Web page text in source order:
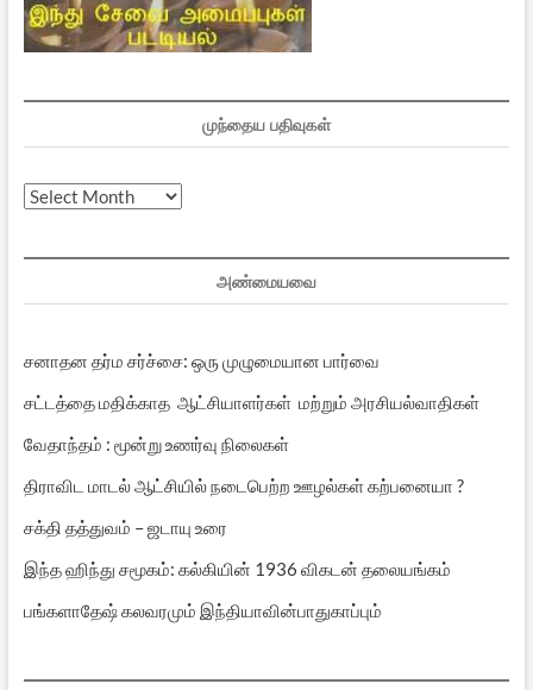
முந்தைய பதிவுகள்
முந்தைய
அண்மையவை
சனாதன தர்ம சர்ச்சை: ஒரு முழுமையான பார்வை
சட்டத்தை மதிக்காத ஆட்சியாளர்கள் மற்றும் அரசியல்வாதிகள்
வேதாந்தம் : மூன்று உணர்வு நிலைகள்
திராவிட மாடல் ஆட்சியில் நடைபெற்ற ஊழல்கள் கற்பனையா ?
சக்தி தத்துவம் – ஜடாயு உரை
இந்த ஹிந்து சமூகம்: கல்கியின் 1936 விகடன் தலையங்கம்
பங்களாதேஷ் கலவரமும் இந்தியாவின்பாதுகாப்பும்